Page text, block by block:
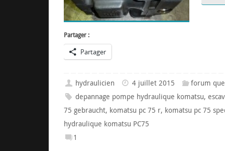
Partager :
Partager
hydraulicien 4 juillet 2015 forum
depannage pompe hydraulique komatsu,
75 gebraucht, komatsu pc 75 r, komatsu pc 75
hydraulique komatsu PC75
1